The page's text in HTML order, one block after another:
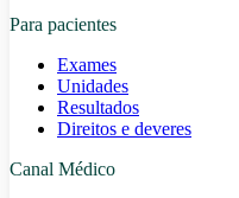
Para pacientes
Exames
Unidades
Resultados
Direitos e deveres
Canal Médico